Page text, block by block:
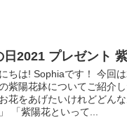
日2021 プレゼント
ちは! Sophiaです！ 今回
紫陽花鉢についてご紹介
花をあげたいけれどどん
「紫陽花といって...